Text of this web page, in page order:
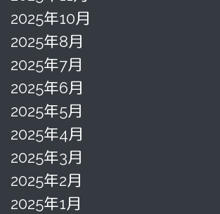
2025年10月
2025年8月
2025年7月
2025年6月
2025年5月
2025年4月
2025年3月
2025年2月
2025年1月